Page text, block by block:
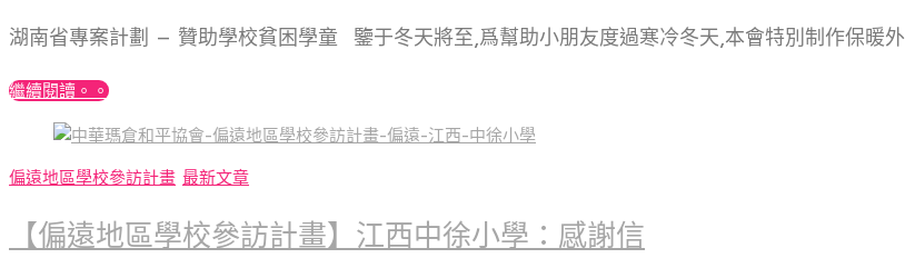
湖南省專案計劃 – 贊助學校貧困學童 鑒于冬天將至,爲幫助小朋友度過寒冷冬天,本會特別制作保暖外
繼續閱讀。。
偏遠地區學校參訪計畫 最新文章
【偏遠地區學校參訪計畫】江西中徐小學：感謝信